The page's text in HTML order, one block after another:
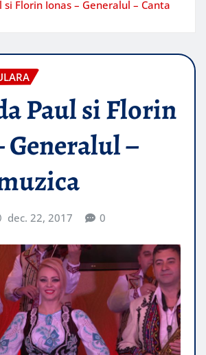
si Florin Ionas – Generalul – Canta
Paul si Florin
Generalul –
dec. 22, 2017 0